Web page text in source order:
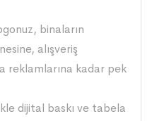
binaların
alışveriş
reklamlarına kadar pek
dijital baskı ve tabela